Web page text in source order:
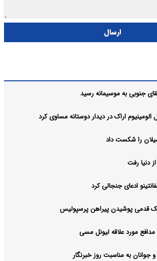
ارسال
جنوبی به موسیمانه رسید
اراک در دیدار دوستانه مساوی کرد
را شکست داد
دنیا رفت
ادعای جنجالی کرد
یک قدمی پوشیدن پیراهن پرسپولیس
مدافع مورد علاقه لیونل مسی
جوانان به مناسبت روز خبرنگار